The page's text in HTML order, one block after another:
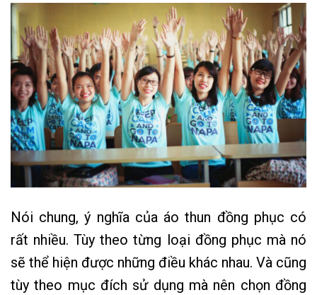
Nói chung, ý nghĩa của áo thun đồng phục có
rất nhiều. Tùy theo từng loại đồng phục mà nó
sẽ thể hiện được những điều khác nhau. Và cũng
tùy theo mục đích sử dụng mà nên chọn đồng